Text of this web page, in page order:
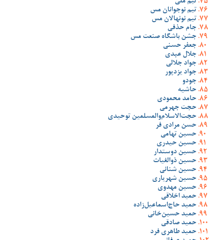
تیم ملی
تیم نوجوانان مس
تیم نونهالان مس
جام حذفی
جشن باشگاه صنعت مس
جعفر حسنی
جلال عبدی
جواد جلالی
جواد یزدپور
جودو
حاشیه
حامد محمودی
حجت جهرمی
حجت‌الاسلام‌والمسلمین توحیدی
حسن مرادی فر
حسین تهامی
حسین حیدری
حسین دوستدار
حسین ذوالغیاث
حسین شنانی
حسین شهریاری
حسین مهدوی
حمید اخلاقی
حمید حاج‌اسماعیل‌زاده
حمید حسین‌خانی
حمید صادقی
حمید طاهری فرد